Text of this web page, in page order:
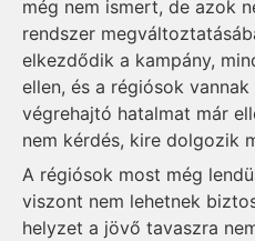
még nem ismert, de azok
rendszer
elkezdődik a kampány,
ellen, és a régiósok
végrehajtó hatalmat már
nem kérdés, kire dolgozik
A régiósok most még
viszont nem lehetnek
helyzet a jövő tavaszra